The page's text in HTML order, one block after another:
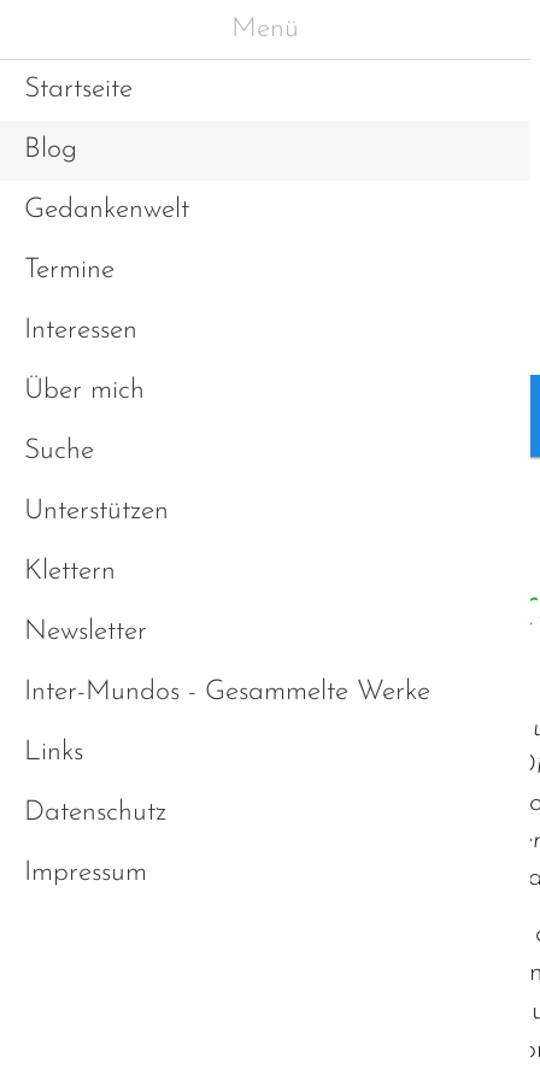
Scheinbare
Tarnkappe
Viele Autisten sind nach außen hin
leben und somit unentdeckt bleiben.
vermutlich sehr hoch. Gerade Frauen
sind davon betroffen. Denn sie
Entdeckung schützt. Doch diese
Einerseits bietet uns diese
autistische Gesellschaft einzufügen.
sind, Kompensationsarbeit zu
bleiben. Oftmals funktioniert diese
Menü
Startseite
Blog
Gedankenwelt
Termine
Interessen
Über mich
Suche
Unterstützen
Klettern
Newsletter
Inter-Mundos - Gesammelte Werke
Links
Datenschutz
Impressum